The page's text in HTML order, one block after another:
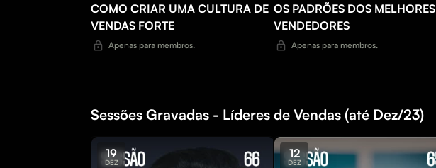
COMO CRIAR UMA CULTURA DE
VENDAS FORTE
Apenas para membros.
OS PADRÕES DOS MELHORES
VENDEDORES
Apenas para membros.
Sessões Gravadas - Líderes de Vendas (até Dez/23)
19
DEZ
12
DEZ